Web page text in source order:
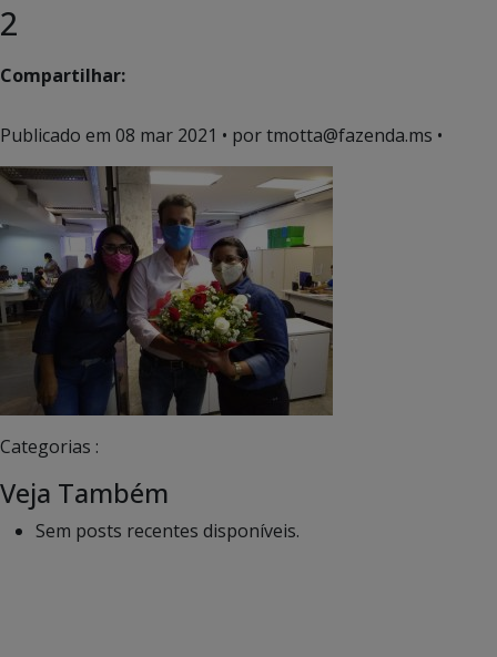
2
Compartilhar:
Publicado em 08 mar 2021 • por tmotta@fazenda.ms •
Categorias :
Veja Também
Sem posts recentes disponíveis.